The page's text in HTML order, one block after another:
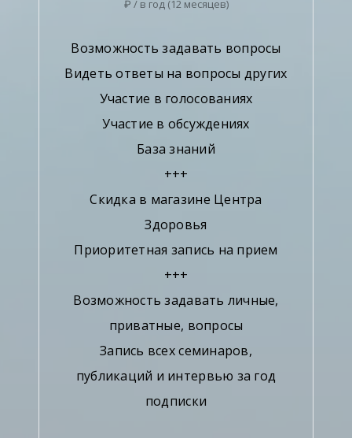
₽ / в год (12 месяцев)
Возможность задавать вопросы
Видеть ответы на вопросы других
Участие в голосованиях
Участие в обсуждениях
База знаний
+++
Скидка в магазине Центра
Здоровья
Приоритетная запись на прием
+++
Возможность задавать личные,
приватные, вопросы
Запись всех семинаров,
публикаций и интервью за год
подписки